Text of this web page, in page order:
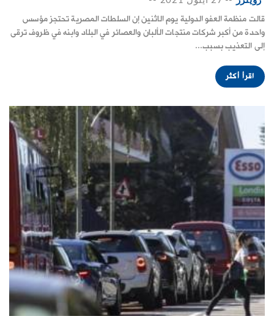
قالت منظمة العفو الدولية يوم الاثنين إن السلطات المصرية تحتجز مؤسس
واحدة من أكبر شركات منتجات الألبان والعصائر في البلاد وابنه في ظروف ترقى
إلى التعذيب بسبب...
اقرأ أكثر